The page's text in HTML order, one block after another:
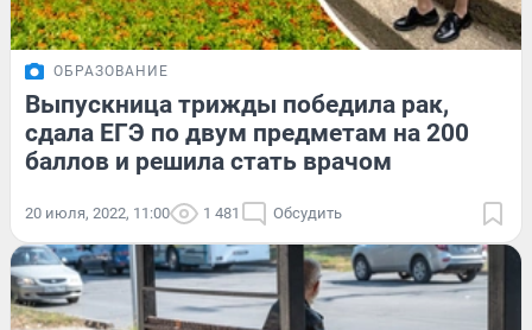
ОБРАЗОВАНИЕ
Выпускница трижды победила рак,
сдала ЕГЭ по двум предметам на 200
баллов и решила стать врачом
20 июля, 2022, 11:00 1 481 Обсудить